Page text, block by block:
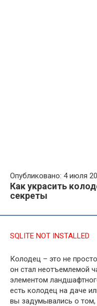
Опубликовано: 4 июля
Как украсить
секреты
SQLITE NOT INSTALLED
Колодец – это не
он стал неотъемлемой
элементом
есть колодец на даче
вы задумывались о том,